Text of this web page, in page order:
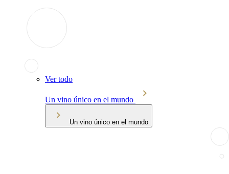
Ver todo
Un vino único en el mundo
Un vino único en el mundo